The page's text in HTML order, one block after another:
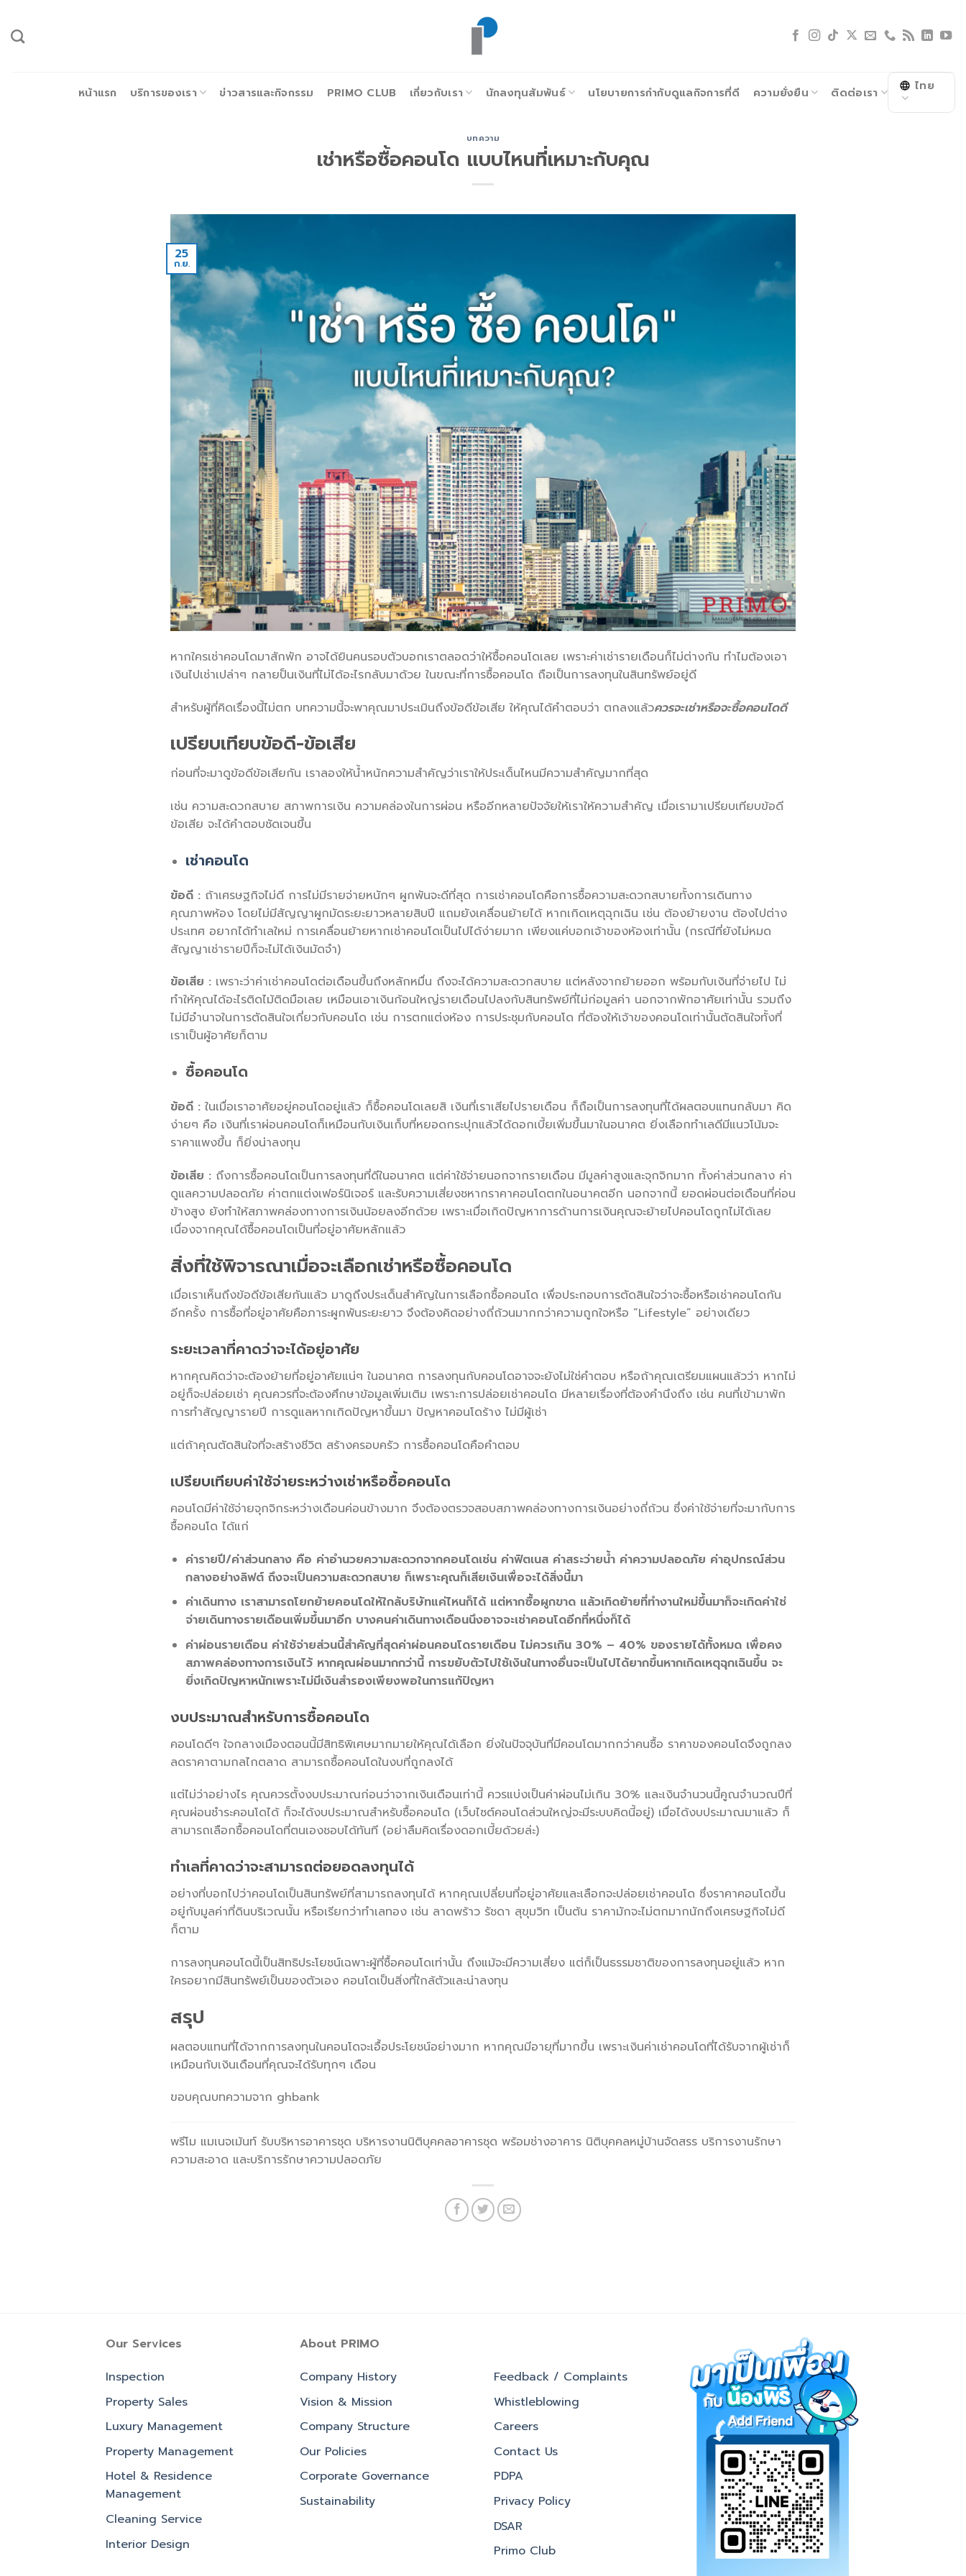
ยัง
หน้าแรก บริการของเรา ข่าวสารและกิจกรรม PRIMO CLUB เกี่ยวกับเรา นักลงทุนสัมพันธ์ นโยบายการกำกับดูแลกิจการที่ดี ความยั่งยืน ติดต่อเรา ไทย
บทความ
เช่าหรือซื้อคอนโด แบบไหนที่เหมาะกับคุณ
25
ก.ย.
หากใครเช่าคอนโดมาสักพัก อาจได้ยินคนรอบตัวบอกเราตลอดว่าให้ซื้อคอนโดเลย เพราะค่าเช่ารายเดือนก็ไม่ต่างกัน ทำไมต้องเอา
เงินไปเช่าเปล่าๆ กลายป็นเงินที่ไม่ได้อะไรกลับมาด้วย ในขณะที่การซื้อคอนโด ถือเป็นการลงทุนในสินทรัพย์อยู่ดี
สำหรับผู้ที่คิดเรื่องนี้ไม่ตก บทความนี้จะพาคุณมาประเมินถึงข้อดีข้อเสีย ให้คุณได้คำตอบว่า ตกลงแล้วควรจะเช่าหรือจะซื้อคอนโดดี
เปรียบเทียบข้อดี-ข้อเสีย
ก่อนที่จะมาดูข้อดีข้อเสียกัน เราลองให้น้ำหนักความสำคัญว่าเราให้ประเด็นไหนมีความสำคัญมากที่สุด
เช่น ความสะดวกสบาย สภาพการเงิน ความคล่องในการผ่อน หรืออีกหลายปัจจัยให้เราให้ความสำคัญ เมื่อเรามาเปรียบเทียบข้อดี
ข้อเสีย จะได้คำตอบชัดเจนขึ้น
เช่าคอนโด
ข้อดี : ถ้าเศรษฐกิจไม่ดี การไม่มีรายจ่ายหนักๆ ผูกพันจะดีที่สุด การเช่าคอนโดคือการซื้อความสะดวกสบายทั้งการเดินทาง
คุณภาพห้อง โดยไม่มีสัญญาผูกมัดระยะยาวหลายสิบปี แถมยังเคลื่อนย้ายได้ หากเกิดเหตุฉุกเฉิน เช่น ต้องย้ายงาน ต้องไปต่าง
ประเทศ อยากได้ทำเลใหม่ การเคลื่อนย้ายหากเช่าคอนโดเป็นไปได้ง่ายมาก เพียงแค่บอกเจ้าของห้องเท่านั้น (กรณีที่ยังไม่หมด
สัญญาเช่ารายปีก็จะไม่ได้เงินมัดจำ)
ข้อเสีย : เพราะว่าค่าเช่าคอนโดต่อเดือนขึ้นถึงหลักหมื่น ถึงจะได้ความสะดวกสบาย แต่หลังจากย้ายออก พร้อมกับเงินที่จ่ายไป ไม่
ทำให้คุณได้อะไรติดไม้ติดมือเลย เหมือนเอาเงินก้อนใหญ่รายเดือนไปลงกับสินทรัพย์ที่ไม่ก่อมูลค่า นอกจากพักอาศัยเท่านั้น รวมถึง
ไม่มีอำนาจในการตัดสินใจเกี่ยวกับคอนโด เช่น การตกแต่งห้อง การประชุมกับคอนโด ที่ต้องให้เจ้าของคอนโดเท่านั้นตัดสินใจทั้งที่
เราเป็นผู้อาศัยก็ตาม
ซื้อคอนโด
ข้อดี : ในเมื่อเราอาศัยอยู่คอนโดอยู่แล้ว ก็ซื้อคอนโดเลยสิ เงินที่เราเสียไปรายเดือน ก็ถือเป็นการลงทุนที่ได้ผลตอบแทนกลับมา คิด
ง่ายๆ คือ เงินที่เราผ่อนคอนโดก็เหมือนกับเงินเก็บที่หยอดกระปุกแล้วได้ดอกเบี้ยเพิ่มขึ้นมาในอนาคต ยิ่งเลือกทำเลดีมีแนวโน้มจะ
ราคาแพงขึ้น ก็ยิ่งน่าลงทุน
ข้อเสีย : ถึงการซื้อคอนโดเป็นการลงทุนที่ดีในอนาคต แต่ค่าใช้จ่ายนอกจากรายเดือน มีมูลค่าสูงและจุกจิกมาก ทั้งค่าส่วนกลาง ค่า
ดูแลความปลอดภัย ค่าตกแต่งเฟอร์นิเจอร์ และรับความเสี่ยงชหากราคาคอนโดตกในอนาคตอีก นอกจากนี้ ยอดผ่อนต่อเดือนที่ค่อน
ข้างสูง ยังทำให้สภาพคล่องทางการเงินน้อยลงอีกด้วย เพราะเมื่อเกิดปัญหาการด้านการเงินคุณจะย้ายไปคอนโดถูกไม่ได้เลย
เนื่องจากคุณได้ซื้อคอนโดเป็นที่อยู่อาศัยหลักแล้ว
สิ่งที่ใช้พิจารณาเมื่อจะเลือกเช่าหรือซื้อคอนโด
เมื่อเราเห็นถึงข้อดีข้อเสียกันแล้ว มาดูถึงประเด็นสำคัญในการเลือกซื้อคอนโด เพื่อประกอบการตัดสินใจว่าจะซื้อหรือเช่าคอนโดกัน
อีกครั้ง การซื้อที่อยู่อาศัยคือภาระผูกพันระยะยาว จึงต้องคิดอย่างถี่ถ้วนมากกว่าความถูกใจหรือ “Lifestyle” อย่างเดียว
ระยะเวลาที่คาดว่าจะได้อยู่อาศัย
หากคุณคิดว่าจะต้องย้ายที่อยู่อาศัยแน่ๆ ในอนาคต การลงทุนกับคอนโดอาจจะยังไม่ใช่คำตอบ หรือถ้าคุณเตรียมแผนแล้วว่า หากไม่
อยู่ก็จะปล่อยเช่า คุณควรที่จะต้องศึกษาข้อมูลเพิ่มเติม เพราะการปล่อยเช่าคอนโด มีหลายเรื่องที่ต้องคำนึงถึง เช่น คนที่เข้ามาพัก
การทำสัญญารายปี การดูแลหากเกิดปัญหาขึ้นมา ปัญหาคอนโดร้าง ไม่มีผู้เช่า
แต่ถ้าคุณตัดสินใจที่จะสร้างชีวิต สร้างครอบครัว การซื้อคอนโดคือคำตอบ
เปรียบเทียบค่าใช้จ่ายระหว่างเช่าหรือซื้อคอนโด
คอนโดมีค่าใช้จ่ายจุกจิกระหว่างเดือนค่อนข้างมาก จึงต้องตรวจสอบสภาพคล่องทางการเงินอย่างถี่ถ้วน ซึ่งค่าใช้จ่ายที่จะมากับการ
ซื้อคอนโด ได้แก่
ค่ารายปี/ค่าส่วนกลาง คือ ค่าอำนวยความสะดวกจากคอนโดเช่น ค่าฟิตเนส ค่าสระว่ายน้ำ ค่าความปลอดภัย ค่าอุปกรณ์ส่วน
กลางอย่างลิฟต์ ถึงจะเป็นความสะดวกสบาย ก็เพราะคุณก็เสียเงินเพื่อจะได้สิ่งนี้มา
ค่าเดินทาง เราสามารถโยกย้ายคอนโดให้ใกล้บริษัทแค่ไหนก็ได้ แต่หากซื้อผูกขาด แล้วเกิดย้ายที่ทำงานใหม่ขึ้นมาก็จะเกิดค่าใช่
จ่ายเดินทางรายเดือนเพิ่มขึ้นมาอีก บางคนค่าเดินทางเดือนนึงอาจจะเช่าคอนโดอีกที่หนึ่งก็ได้
ค่าผ่อนรายเดือน ค่าใช้จ่ายส่วนนี้สำคัญที่สุดค่าผ่อนคอนโดรายเดือน ไม่ควรเกิน 30% – 40% ของรายได้ทั้งหมด เพื่อคง
สภาพคล่องทางการเงินไว้ หากคุณผ่อนมากกว่านี้ การขยับตัวไปใช้เงินในทางอื่นจะเป็นไปได้ยากขึ้นหากเกิดเหตุฉุกเฉินขึ้น จะ
ยิ่งเกิดปัญหาหนักเพราะไม่มีเงินสำรองเพียงพอในการแก้ปัญหา
งบประมาณสำหรับการซื้อคอนโด
คอนโดดีๆ ใจกลางเมืองตอนนี้มีสิทธิพิเศษมากมายให้คุณได้เลือก ยิ่งในปัจจุบันที่มีคอนโดมากกว่าคนซื้อ ราคาของคอนโดจึงถูกลง
ลดราคาตามกลไกตลาด สามารถซื้อคอนโดในงบที่ถูกลงได้
แต่ไม่ว่าอย่างไร คุณควรตั้งงบประมาณก่อนว่าจากเงินเดือนเท่านี้ ควรแบ่งเป็นค่าผ่อนไม่เกิน 30% และเงินจำนวนนี้คูณจำนวณปีที่
คุณผ่อนชำระคอนโดได้ ก็จะได้งบประมาณสำหรับซื้อคอนโด (เว็บไซต์คอนโดส่วนใหญ่จะมีระบบคิดนี้อยู่) เมื่อได้งบประมาณมาแล้ว ก็
สามารถเลือกซื้อคอนโดที่ตนเองชอบได้ทันที (อย่าลืมคิดเรื่องดอกเบี้ยด้วยล่ะ)
ทำเลที่คาดว่าจะสามารถต่อยอดลงทุนได้
อย่างที่บอกไปว่าคอนโดเป็นสินทรัพย์ที่สามารถลงทุนได้ หากคุณเปลี่ยนที่อยู่อาศัยและเลือกจะปล่อยเช่าคอนโด ซึ่งราคาคอนโดขึ้น
อยู่กับมูลค่าที่ดินบริเวณนั้น หรือเรียกว่าทำเลทอง เช่น ลาดพร้าว รัชดา สุขุมวิท เป็นต้น ราคามักจะไม่ตกมากนักถึงเศรษฐกิจไม่ดี
ก็ตาม
การลงทุนคอนโดนี้เป็นสิทธิประโยชน์เฉพาะผู้ที่ซื้อคอนโดเท่านั้น ถึงแม้จะมีความเสี่ยง แต่ก็เป็นธรรมชาติของการลงทุนอยู่แล้ว หาก
ใครอยากมีสินทรัพย์เป็นของตัวเอง คอนโดเป็นสิ่งที่ใกล้ตัวและน่าลงทุน
สรุป
ผลตอบแทนที่ได้จากการลงทุนในคอนโดจะเอื้อประโยชน์อย่างมาก หากคุณมีอายุที่มากขึ้น เพราะเงินค่าเช่าคอนโดที่ได้รับจากผู้เช่าก็
เหมือนกับเงินเดือนที่คุณจะได้รับทุกๆ เดือน
ขอบคุณบทความจาก ghbank
พรีโม แมเนจเม้นท์ รับบริหารอาคารชุด บริหารงานนิติบุคคลอาคารชุด พร้อมช่างอาคาร นิติบุคคลหมู่บ้านจัดสรร บริการงานรักษา
ความสะอาด และบริการรักษาความปลอดภัย
Our Services
Inspection
Property Sales
Luxury Management
Property Management
Hotel & Residence
Management
Cleaning Service
Interior Design
About PRIMO
Company History
Vision & Mission
Company Structure
Our Policies
Corporate Governance
Sustainability
Feedback / Complaints
Whistleblowing
Careers
Contact Us
PDPA
Privacy Policy
DSAR
Primo Club